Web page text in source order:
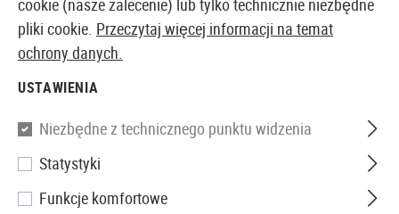
Strona główna
Defier X1 / X2 Warm White
Filter
cookie (nasze zalecenie) lub tylko technicznie niezbędne
pliki cookie. Przeczytaj więcej informacji na temat
ochrony danych.
USTAWIENIA
Niezbędne z technicznego punktu widzenia
Statystyki
Funkcje komfortowe